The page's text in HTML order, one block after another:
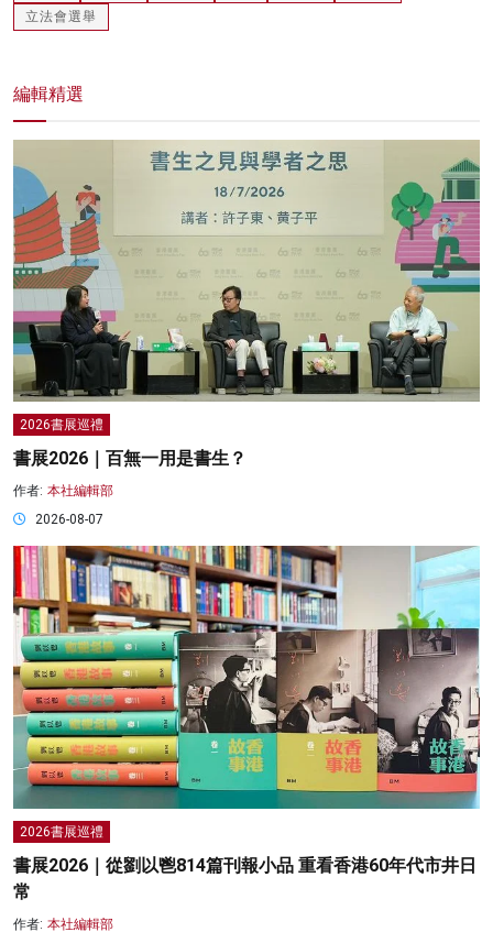
立法會選舉
編輯精選
2026書展巡禮
書展2026｜百無一用是書生？
作者: 本社編輯部
2026-08-07
2026書展巡禮
書展2026｜從劉以鬯814篇刊報小品 重看香港60年代市井日
常
作者: 本社編輯部